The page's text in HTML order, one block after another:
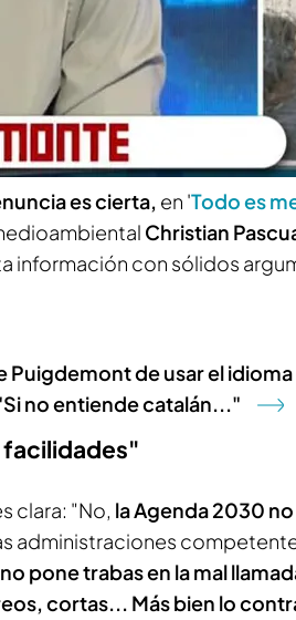
de Madrid, Isabel Díaz
y afirmar que la Agenda
dificulta la prevención de
de los montes, tal y como
a arrasar la península.
es cierta, en 'Todo es
Christian
información con sólidos
Puigdemont de usar el
no entiende catalán..."
facilidades"
clara: "No, la Agenda 2030
administraciones
pone trabas en la mal
cortas... Más bien lo